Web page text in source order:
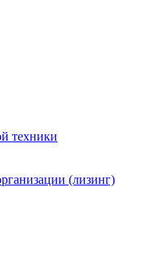
техники
(лизинг)